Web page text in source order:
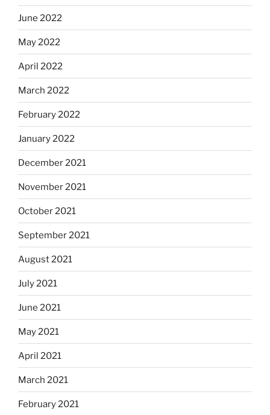
June 2022
May 2022
April 2022
March 2022
February 2022
January 2022
December 2021
November 2021
October 2021
September 2021
August 2021
July 2021
June 2021
May 2021
April 2021
March 2021
February 2021